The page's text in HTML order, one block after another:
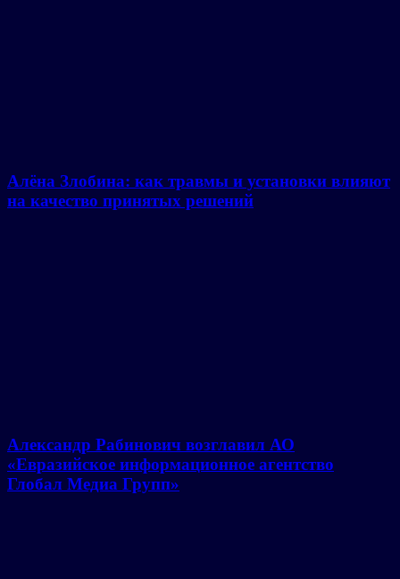
Алёна Злобина: как травмы и установки влияют
на качество принятых решений
Александр Рабинович возглавил АО
«Евразийское информационное агентство
Глобал Медиа Групп»